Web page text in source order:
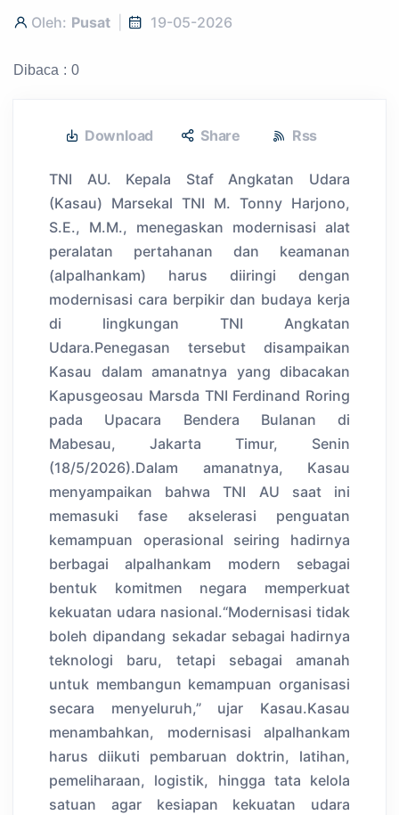
Oleh: Pusat 19-05-2026
Dibaca : 0
Download Share Rss
TNI AU. Kepala Staf Angkatan Udara
(Kasau) Marsekal TNI M. Tonny Harjono,
S.E., M.M., menegaskan modernisasi alat
peralatan pertahanan dan keamanan
(alpalhankam) harus diiringi dengan
modernisasi cara berpikir dan budaya kerja
di lingkungan TNI Angkatan
Udara.Penegasan tersebut disampaikan
Kasau dalam amanatnya yang dibacakan
Kapusgeosau Marsda TNI Ferdinand Roring
pada Upacara Bendera Bulanan di
Mabesau, Jakarta Timur, Senin
(18/5/2026).Dalam amanatnya, Kasau
menyampaikan bahwa TNI AU saat ini
memasuki fase akselerasi penguatan
kemampuan operasional seiring hadirnya
berbagai alpalhankam modern sebagai
bentuk komitmen negara memperkuat
kekuatan udara nasional.“Modernisasi tidak
boleh dipandang sekadar sebagai hadirnya
teknologi baru, tetapi sebagai amanah
untuk membangun kemampuan organisasi
secara menyeluruh,” ujar Kasau.Kasau
menambahkan, modernisasi alpalhankam
harus diikuti pembaruan doktrin, latihan,
pemeliharaan, logistik, hingga tata kelola
satuan agar kesiapan kekuatan udara